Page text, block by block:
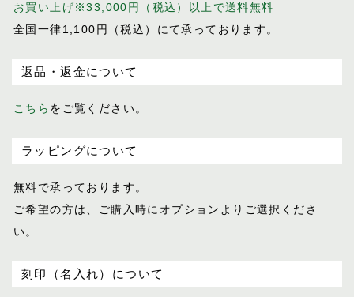
お買い上げ※33,000円（税込）以上で送料無料
全国一律1,100円（税込）にて承っております。
返品・返金について
こちら をご覧ください。
ラッピングについて
無料で承っております。
ご希望の方は、ご購入時にオプションより ご選択くださ
い。
刻印（名入れ）について